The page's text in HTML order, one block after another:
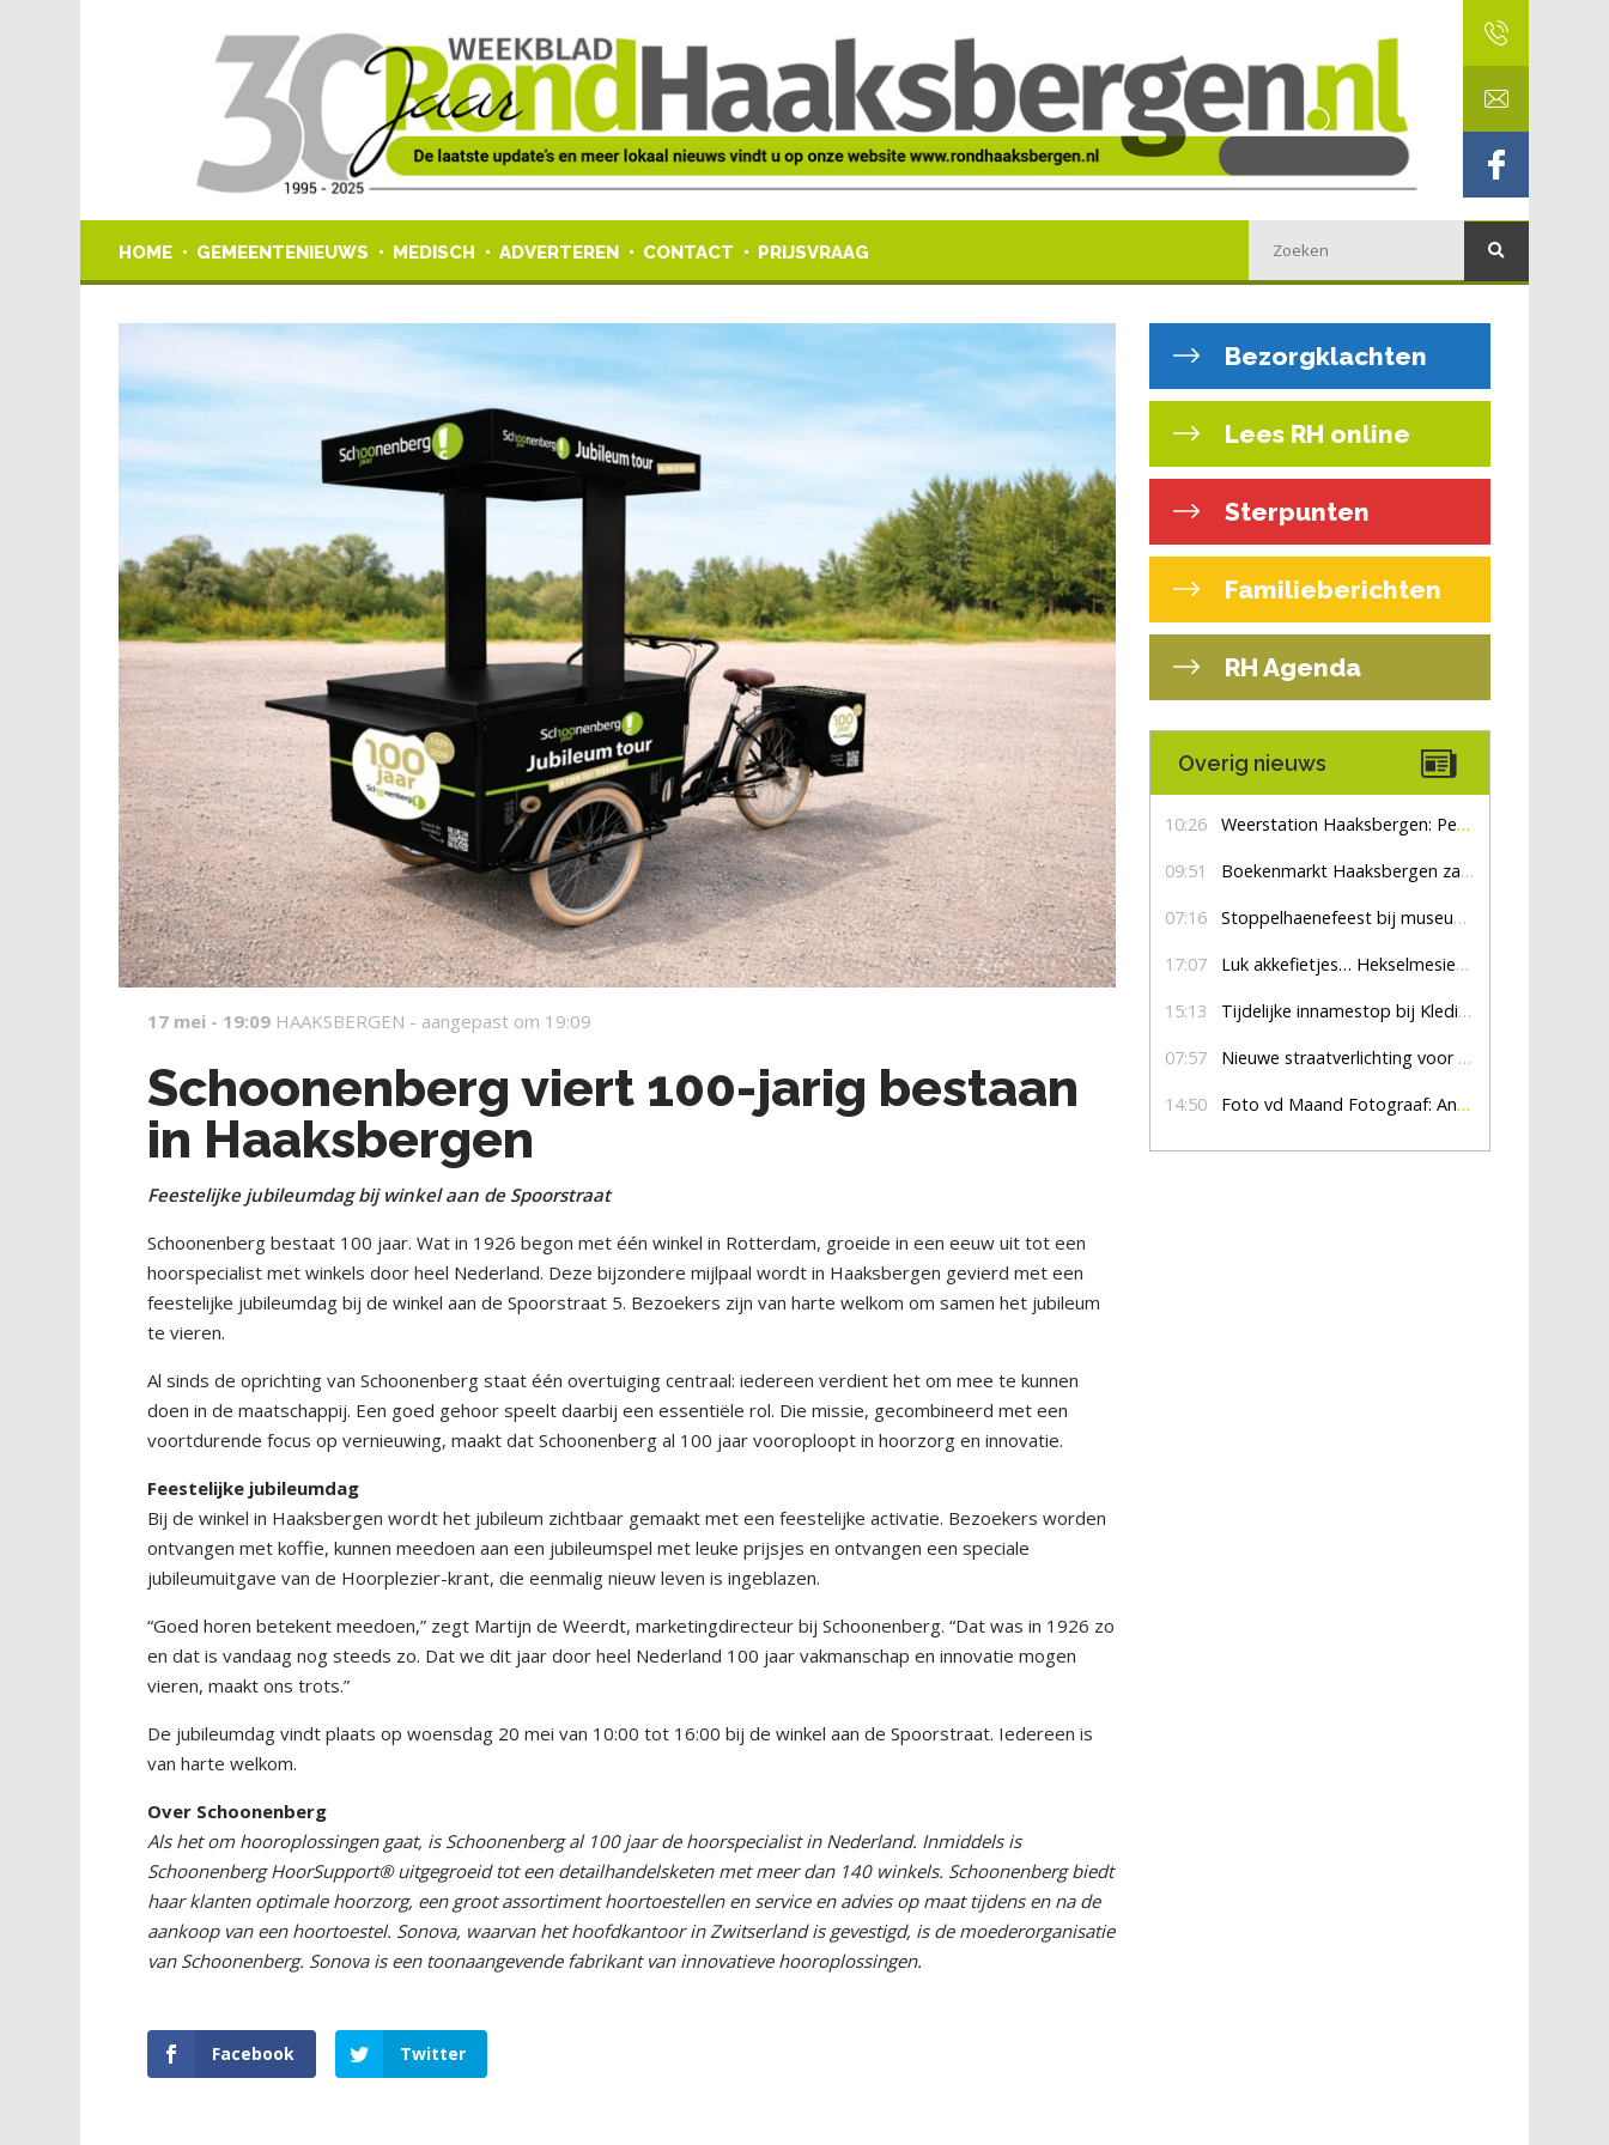
HOME GEMEENTENIEUWS MEDISCH ADVERTEREN CONTACT PRIJSVRAAG
17 mei - 19:09 HAAKSBERGEN - aangepast om 19:09
Schoonenberg viert 100-jarig bestaan
in Haaksbergen
Feestelijke jubileumdag bij winkel aan de Spoorstraat
Schoonenberg bestaat 100 jaar. Wat in 1926 begon met één winkel in Rotterdam, groeide in een eeuw uit tot een
hoorspecialist met winkels door heel Nederland. Deze bijzondere mijlpaal wordt in Haaksbergen gevierd met een
feestelijke jubileumdag bij de winkel aan de Spoorstraat 5. Bezoekers zijn van harte welkom om samen het jubileum
te vieren.
Al sinds de oprichting van Schoonenberg staat één overtuiging centraal: iedereen verdient het om mee te kunnen
doen in de maatschappij. Een goed gehoor speelt daarbij een essentiële rol. Die missie, gecombineerd met een
voortdurende focus op vernieuwing, maakt dat Schoonenberg al 100 jaar vooroploopt in hoorzorg en innovatie.
Feestelijke jubileumdag
Bij de winkel in Haaksbergen wordt het jubileum zichtbaar gemaakt met een feestelijke activatie. Bezoekers worden
ontvangen met koffie, kunnen meedoen aan een jubileumspel met leuke prijsjes en ontvangen een speciale
jubileumuitgave van de Hoorplezier-krant, die eenmalig nieuw leven is ingeblazen.
“Goed horen betekent meedoen,” zegt Martijn de Weerdt, marketingdirecteur bij Schoonenberg. “Dat was in 1926 zo
en dat is vandaag nog steeds zo. Dat we dit jaar door heel Nederland 100 jaar vakmanschap en innovatie mogen
vieren, maakt ons trots.”
De jubileumdag vindt plaats op woensdag 20 mei van 10:00 tot 16:00 bij de winkel aan de Spoorstraat. Iedereen is
van harte welkom.
Over Schoonenberg
Als het om hooroplossingen gaat, is Schoonenberg al 100 jaar de hoorspecialist in Nederland. Inmiddels is
Schoonenberg HoorSupport® uitgegroeid tot een detailhandelsketen met meer dan 140 winkels. Schoonenberg biedt
haar klanten optimale hoorzorg, een groot assortiment hoortoestellen en service en advies op maat tijdens en na de
aankoop van een hoortoestel. Sonova, waarvan het hoofdkantoor in Zwitserland is gevestigd, is de moederorganisatie
van Schoonenberg. Sonova is een toonaangevende fabrikant van innovatieve hooroplossingen.
Facebook Twitter
Bezorgklachten
Lees RH online
Sterpunten
Familieberichten
RH Agenda
Overig nieuws
10:26 Weerstation Haaksbergen: Perioden met zon en droog
09:51 Boekenmarkt Haaksbergen zaterdag 8 augustus, marktplein Haaksbergen
07:16 Stoppelhaenefeest bij museum De Lebbenbrugge
17:07 Luk akkefietjes… HekselmesienHarry
15:13 Tijdelijke innamestop bij Kledingbank Stefania
07:57 Nieuwe straatverlichting voor De Veldmaat en De Pas
14:50 Foto vd Maand Fotograaf: Anna Jalving